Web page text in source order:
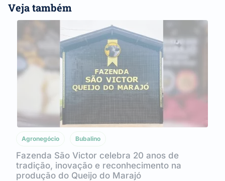
Veja também
Agronegócio Bubalino
Fazenda São Victor celebra 20 anos de
tradição, inovação e reconhecimento na
produção do Queijo do Marajó